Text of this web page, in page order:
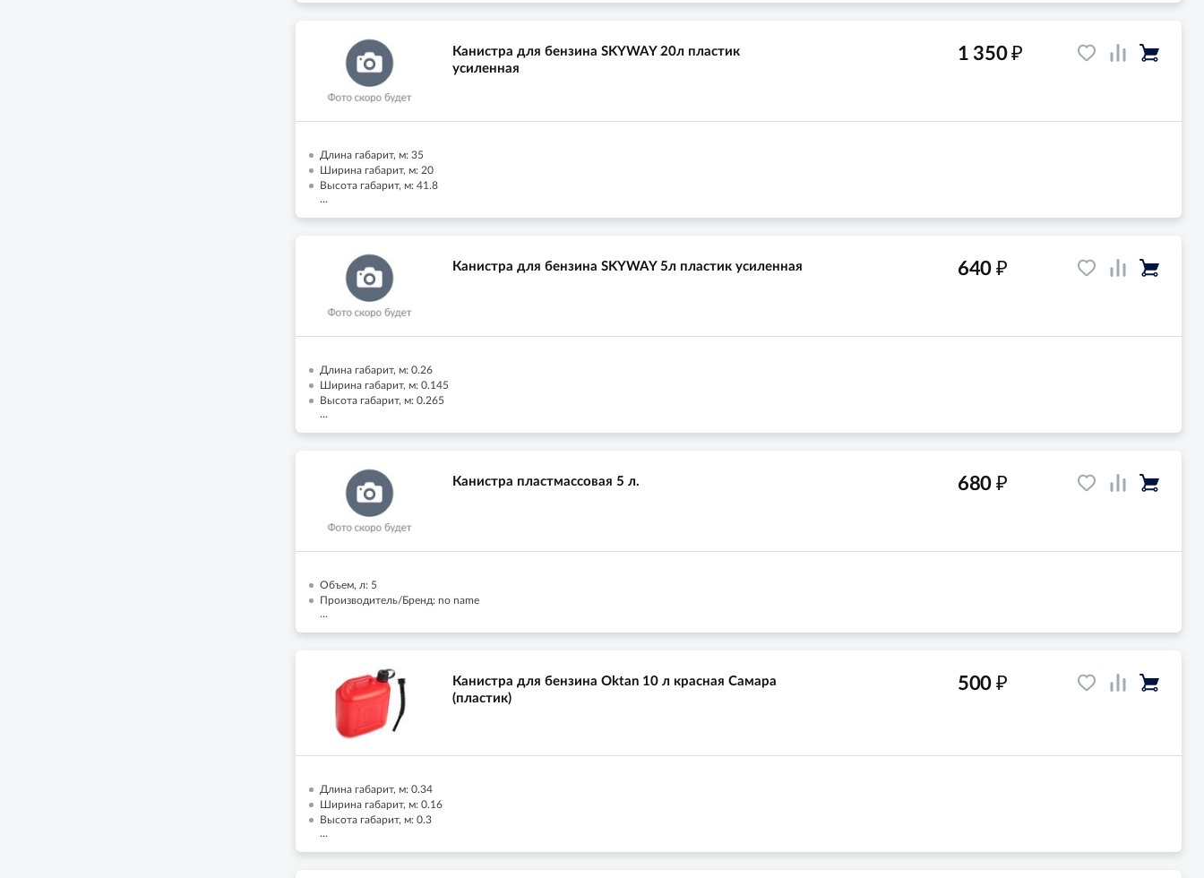
Канистра для бензина SKYWAY 20л пластик
усиленная
Длина габарит, м: 35
Ширина габарит, м: 20
Высота габарит, м: 41.8
...
1 350₽
Канистра для бензина SKYWAY 5л пластик усиленная
Длина габарит, м: 0.26
Ширина габарит, м: 0.145
Высота габарит, м: 0.265
...
640 ₽
Канистра пластмассовая 5 л.
Объем, л: 5
Производитель/Бренд: no name
...
680 ₽
Канистра для бензина Oktan 10 л красная Самара
(пластик)
Длина габарит, м: 0.34
Ширина габарит, м: 0.16
Высота габарит, м: 0.3
...
500 ₽